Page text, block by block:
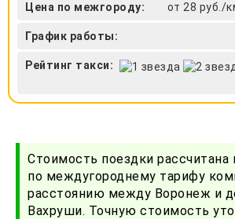
Цена по межгороду: от 28 руб./
График работы:
Рейтинг такси:
Стоимость поездки рассчитана
по междугороднему тарифу
расстоянию между Воронеж и
Вахруши. Точную стоимость